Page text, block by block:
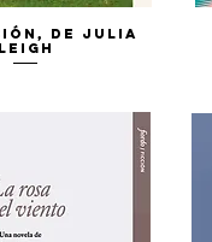
rápida
de Julia
Leigh